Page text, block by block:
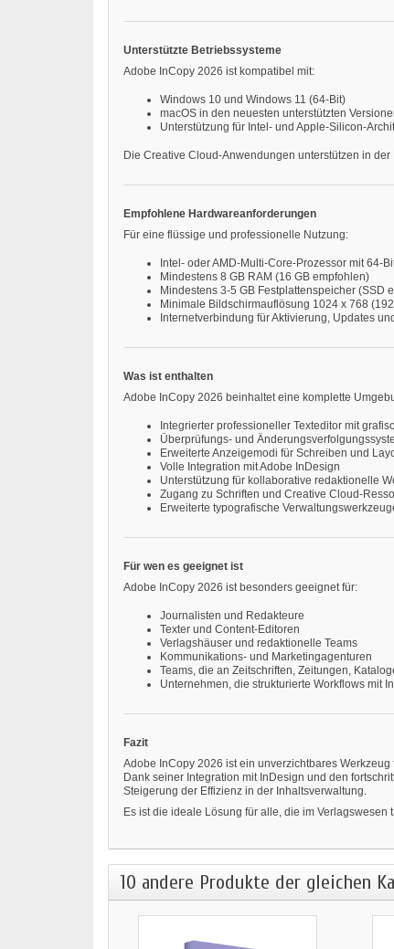
Unterstützte Betriebssysteme
Adobe InCopy 2026 ist kompatibel mit:
Windows 10 und Windows 11 (64-Bit)
macOS in den neuesten unterstützten
Unterstützung für Intel- und Apple-Silicon-
Die Creative Cloud-Anwendungen unterstützen in
Empfohlene Hardwareanforderungen
Für eine flüssige und professionelle Nutzung:
Intel- oder AMD-Multi-Core-Prozessor mit 64-
Mindestens 8 GB RAM (16 GB empfohlen)
Mindestens 3-5 GB Festplattenspeicher (SSD
Minimale Bildschirmauflösung 1024 x 768
Internetverbindung für Aktivierung, Updates
Was ist enthalten
Adobe InCopy 2026 beinhaltet eine komplette
Integrierter professioneller Texteditor mit
Überprüfungs- und
Erweiterte Anzeigemodi für Schreiben und
Volle Integration mit Adobe InDesign
Unterstützung für kollaborative redaktionelle
Zugang zu Schriften und Creative Cloud-
Erweiterte typografische
Für wen es geeignet ist
Adobe InCopy 2026 ist besonders geeignet für:
Journalisten und Redakteure
Texter und Content-Editoren
Verlagshäuser und redaktionelle Teams
Kommunikations- und Marketingagenturen
Teams, die an Zeitschriften, Zeitungen,
Unternehmen, die strukturierte Workflows mit
Fazit
Adobe InCopy 2026 ist ein unverzichtbares
Dank seiner Integration mit InDesign und den
Steigerung der Effizienz in der Inhaltsverwaltung.
Es ist die ideale Lösung für alle, die im
10 andere Produkte der gleichen